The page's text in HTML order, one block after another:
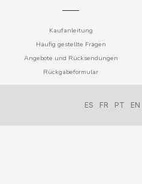
RIANXEIRA
Kaufanleitung
Häufig gestellte Fragen
Angebote und Rücksendungen
Rückgabeformular
ES FR PT EN